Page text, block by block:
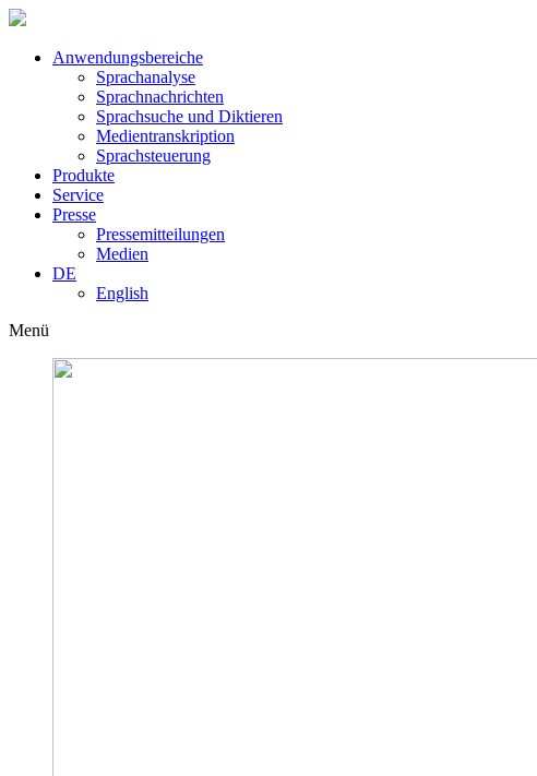
Anwendungsbereiche
Sprachanalyse
Sprachnachrichten
Sprachsuche und Diktieren
Medientranskription
Sprachsteuerung
Produkte
Service
Presse
Pressemitteilungen
Medien
DE
English
Menü